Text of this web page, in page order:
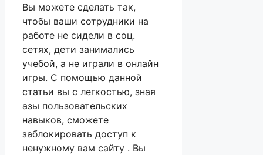
Вы можете сделать так,
чтобы ваши сотрудники на
работе не сидели в соц.
сетях, дети занимались
учебой, а не играли в онлайн
игры. С помощью данной
статьи вы с легкостью, зная
азы пользовательских
навыков, сможете
заблокировать доступ к
ненужному вам сайту . Вы